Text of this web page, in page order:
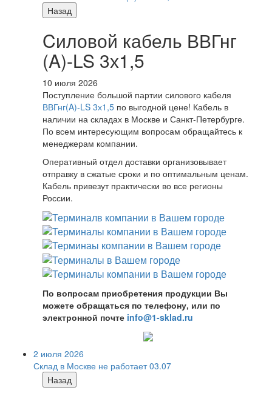
Назад
Cиловой кабель ВВГнг
(A)-LS 3х1,5
10 июля 2026
Поступление большой партии силового кабеля
ВВГнг(A)-LS 3х1,5 по выгодной цене! Кабель в
наличии на складах в Москве и Санкт-Петербурге.
По всем интересующим вопросам обращайтесь к
менеджерам компании.
Оперативный отдел доставки организовывает
отправку в сжатые сроки и по оптимальным ценам.
Кабель привезут практически во все регионы
России.
По вопросам приобретения продукции Вы
можете обращаться по телефону, или по
электронной почте info@1-sklad.ru
2 июля 2026
Склад в Москве не работает 03.07
Назад